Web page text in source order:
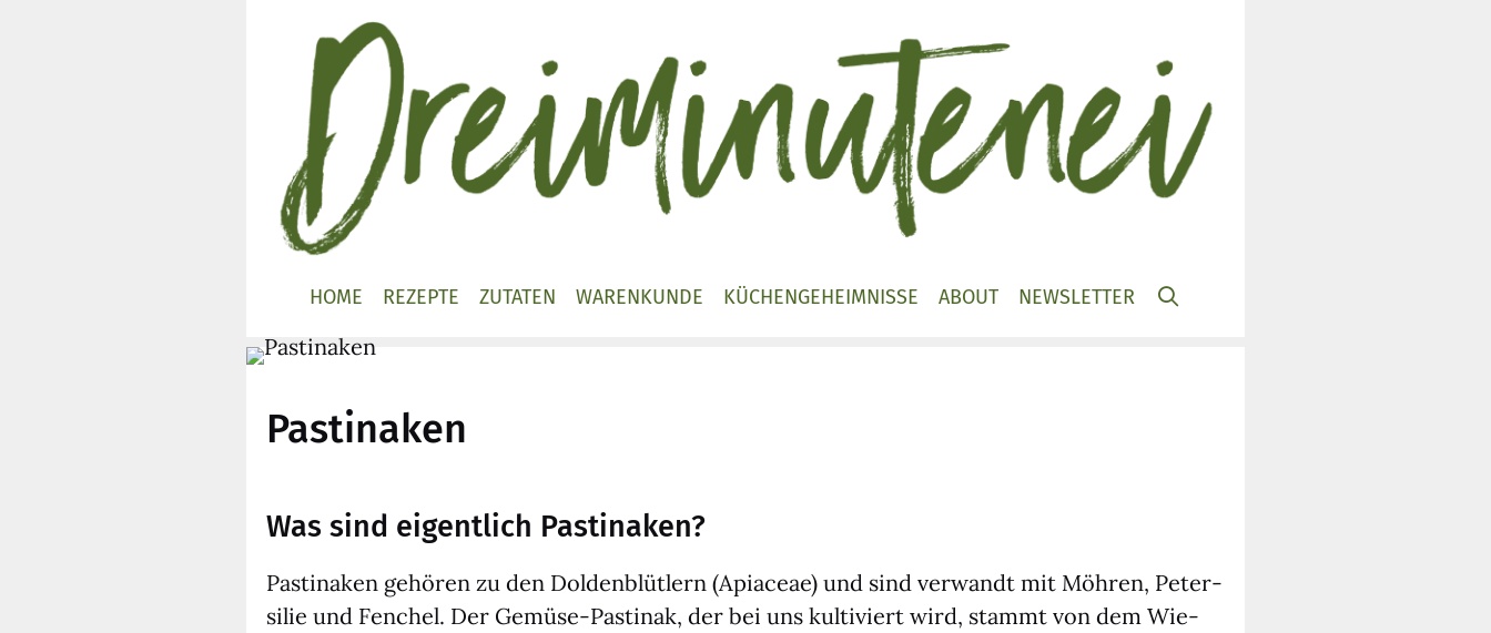
HOME REZEPTE ZUTATEN WARENKUNDE KÜCHENGEHEIMNISSE ABOUT NEWSLETTER
Pastinaken
Was sind eigentlich Pastinaken?
Pas­ti­na­ken gehö­ren zu den Dol­den­blüt­lern (Apiaceae) und sind ver­wandt mit Möh­ren, Peter­
si­lie und Fen­chel. Der Gemü­se-Pas­ti­nak, der bei uns kul­ti­viert wird, stammt von dem Wie­